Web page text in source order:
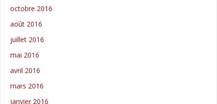
octobre 2016
août 2016
juillet 2016
mai 2016
avril 2016
mars 2016
janvier 2016